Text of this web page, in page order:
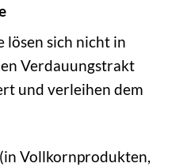
lösen sich nicht in
Verdauungstrakt
und verleihen dem
Vollkornprodukten,